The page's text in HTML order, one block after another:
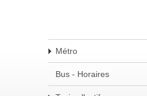
Métro
Bus - Horaires